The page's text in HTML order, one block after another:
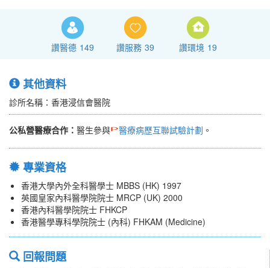
讚醫德 149 讚服務 39 讚環境 19
其他資料
診所名稱：香港浸信會醫院
公私營醫療合作： 醫生參與 醫療病歷互聯試驗計劃 。
專業資格
香港大學內外全科醫學士 MBBS (HK) 1997
英國皇家內科醫學院院士 MRCP (UK) 2000
香港內科醫學院院士 FHKCP
香港醫學專科學院院士 (內科) FHKAM (Medicine)
回報問題